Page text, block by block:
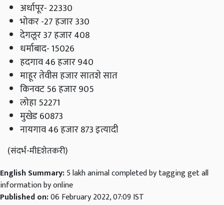
अर्धापूर- 22330
भोकर -27 हजार 330
देगलूर 37 हजार 408
धर्माबाद- 15026
हदगाव 46 हजार 940
माहूर तेवीस हजार सातशे सात
किनवट 56 हजार 905
लोहा 52271
मुखेड 60873
नायगाव 46 हजार 873 इत्यादी
(संदर्भ-मीEशेतकरी)
English Summary:5 lakh animal completed by tagging get all
information by online
Published on:06 February 2022, 07:09 IST